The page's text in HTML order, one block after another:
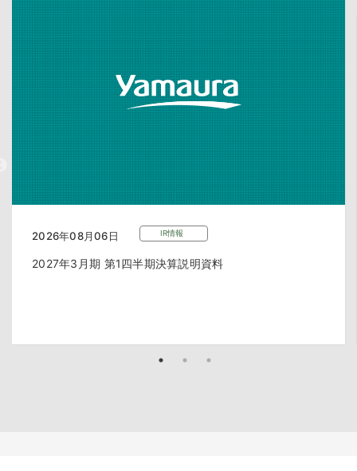
2026年08月06日 IR情報
2027年3月期 第1四半期決算説明資料